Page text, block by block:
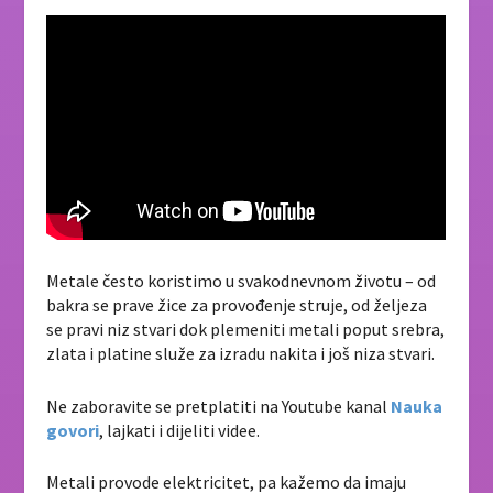
Metale često koristimo u svakodnevnom životu – od
bakra se prave žice za provođenje struje, od željeza
se pravi niz stvari dok plemeniti metali poput srebra,
zlata i platine služe za izradu nakita i još niza stvari.
Ne zaboravite se pretplatiti na Youtube kanal Nauka
govori, lajkati i dijeliti videe.
Metali provode elektricitet, pa kažemo da imaju